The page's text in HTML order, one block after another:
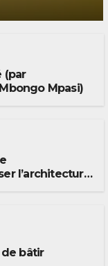
(par
Mpasi)
l’architecture
bâtir